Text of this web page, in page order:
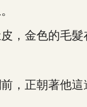
金色的毛髮
正朝著他這